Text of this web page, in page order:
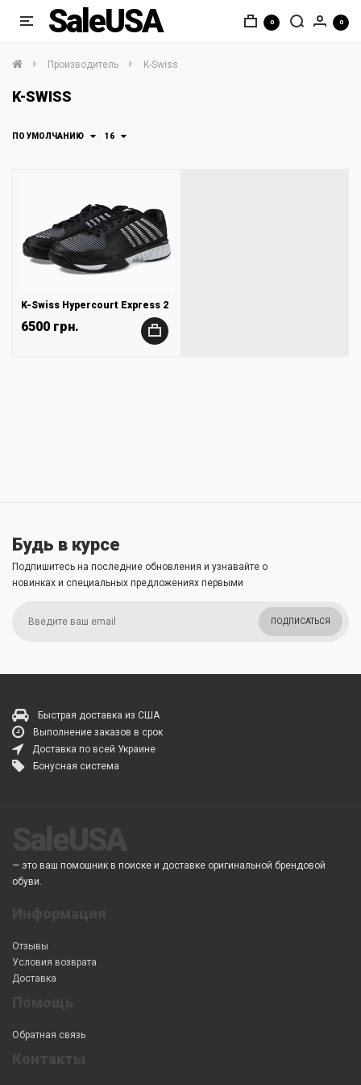
SaleUSA 0 0
Производитель K-Swiss
K-SWISS
ПО УМОЛЧАНИЮ 16
K-Swiss Hypercourt Express 2
6500 грн. +
Будь в курсе
Подпишитесь на последние обновления и узнавайте о
новинках и специальных предложениях первыми
ПОДПИСАТЬСЯ
Быстрая доставка из США
Выполнение заказов в срок
Доставка по всей Украине
Бонусная система
— это ваш помошник в поиске и доставке оригинальной брендовой
обуви.
Отзывы
Условия возврата
Доставка
Обратная связь